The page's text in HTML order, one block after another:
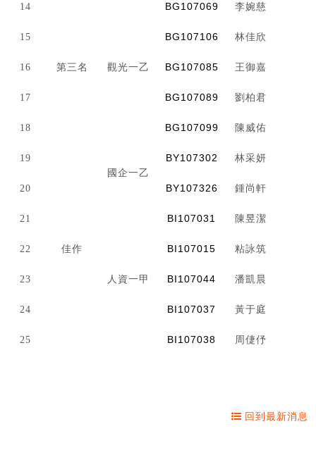
14
第三名 觀光一乙
BG107069 李婉慈
15 BG107106 林佳欣
16 BG107085 王御嘉
17 BG107089 劉柏君
18 BG107099 陳威佑
19
佳作
國企一乙
BY107302 林采妍
20 BY107326 鍾尚軒
21
人資一甲
BI107031 陳昱潔
22 BI107015 粘詠筑
23 BI107044 潘凱晨
24 BI107037 黃于庭
25 BI107038 周倢伃
回到最新消息